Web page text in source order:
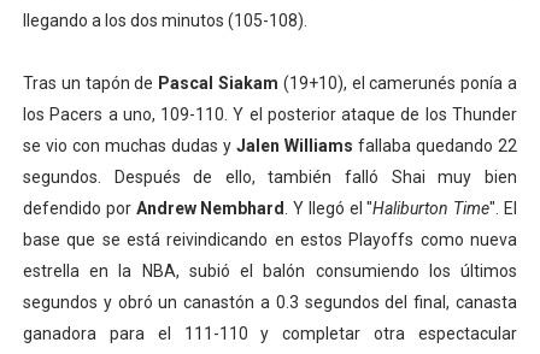
llegando a los dos minutos (105-108).
Tras un tapón de Pascal Siakam (19+10), el camerunés ponía a
los Pacers a uno, 109-110. Y el posterior ataque de los Thunder
se vio con muchas dudas y Jalen Williams fallaba quedando 22
segundos. Después de ello, también falló Shai muy bien
defendido por Andrew Nembhard . Y llegó el "Haliburton Time". El
base que se está reivindicando en estos Playoffs como nueva
estrella en la NBA, subió el balón consumiendo los últimos
segundos y obró un canastón a 0.3 segundos del final, canasta
ganadora para el 111-110 y completar otra espectacular